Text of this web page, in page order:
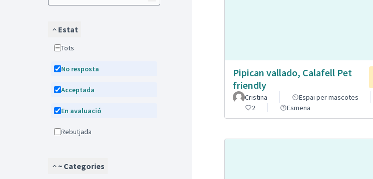
Estat
Tots
No resposta
Acceptada
En avaluació
Rebutjada
~ Categories
Pipican vallado, Calafell Pet
friendly
Cristina
Espai per mascotes
2
Esmena